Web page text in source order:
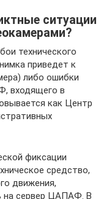
ситуации
технического
приведет к
либо ошибки
входящего в
как Центр
фиксации
средство,
движения,
на сервер ЦАПАФ. В